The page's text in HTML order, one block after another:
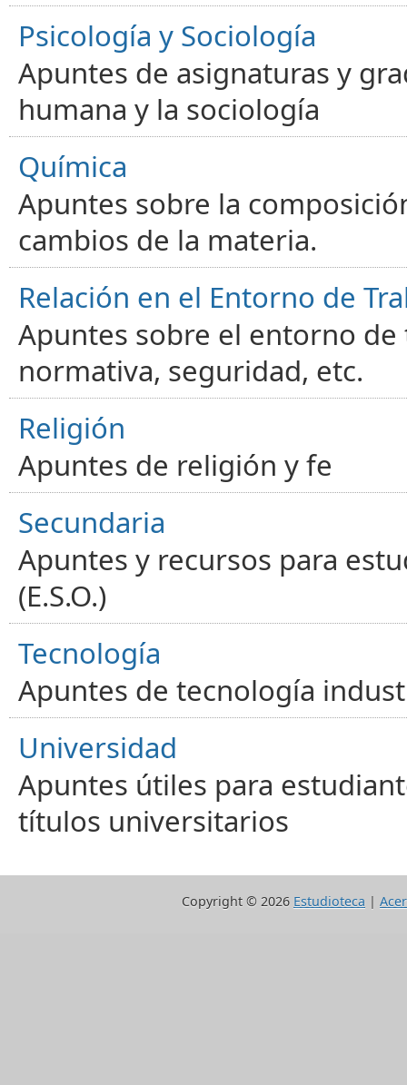
Psicología y Sociología
Apuntes de asignaturas y
humana y la sociología
Química
Apuntes sobre la
cambios de la materia.
Relación en el Entorno de
Apuntes sobre el entorno
normativa, seguridad, etc.
Religión
Apuntes de religión y fe
Secundaria
Apuntes y recursos para
(E.S.O.)
Tecnología
Apuntes de tecnología
Universidad
Apuntes útiles para
títulos universitarios
Copyright © 2026 Estudioteca |